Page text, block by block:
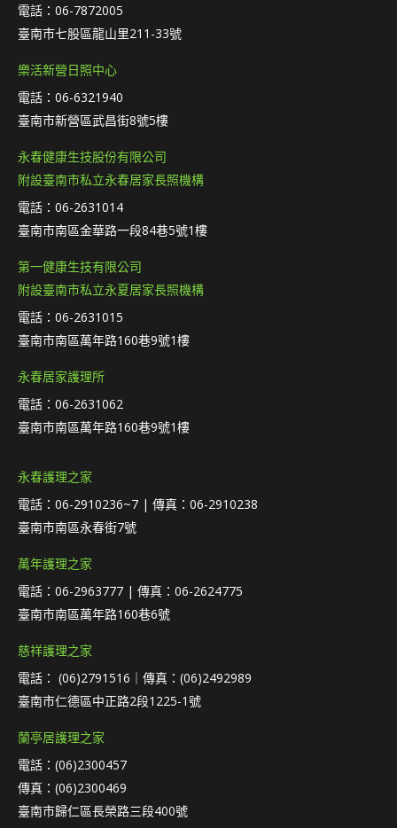
電話：06-7872005
臺南市七股區龍山里211-33號
樂活新營日照中心
電話：06-6321940
臺南市新營區武昌街8號5樓
永春健康生技股份有限公司
附設臺南市私立永春居家長照機構
電話：06-2631014
臺南市南區金華路一段84巷5號1樓
第一健康生技有限公司
附設臺南市私立永夏居家長照機構
電話：06-2631015
臺南市南區萬年路160巷9號1樓
永春居家護理所
電話：06-2631062
臺南市南區萬年路160巷9號1樓
永春護理之家
電話：06-2910236~7 | 傳真：06-2910238
臺南市南區永春街7號
萬年護理之家
電話：06-2963777 | 傳真：06-2624775
臺南市南區萬年路160巷6號
慈祥護理之家
電話： (06)2791516｜傳真：(06)2492989
臺南市仁德區中正路2段1225-1號
蘭亭居護理之家
電話：(06)2300457
傳真：(06)2300469
臺南市歸仁區長榮路三段400號